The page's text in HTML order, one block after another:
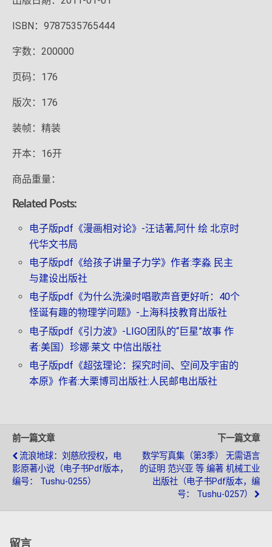
ISBN：9787535765444
字数：200000
页码：176
版次：176
装帧：精装
开本：16开
商品重量：
Related Posts:
电子版pdf《漫画相对论》-汪诘著,阿什 绘 北京时
代华文书局
电子版pdf《给孩子讲量子力学》作者:李淼 民主
与建设出版社
电子版pdf《为什么洗澡时唱歌声音更好听：40个
怪诞有趣的物理学问题》-上海科技教育出版社
电子版pdf《引力波》-LIGO团队的“巨星”故事 作
者:美国）珍娜·莱文 中信出版社
电子版pdf《超弦理论：探究时间、空间及宇宙的
本原》作者:大栗博司出版社:人民邮电出版社
前一篇文章
流浪地球：刘慈欣授权，电
影原著小说（电子书pdf版本，
编号： Tushu-0255）
下一篇文章
数学写真集（第3季） 无需语言
的证明 范兴亚 等 编著 机械工业
出版社（电子书pdf版本，编
号： Tushu-0257）
留言